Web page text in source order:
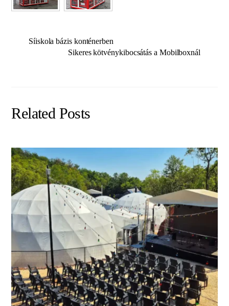
Síiskola bázis konténerben
Sikeres kötvénykibocsátás a Mobilboxnál
Related Posts